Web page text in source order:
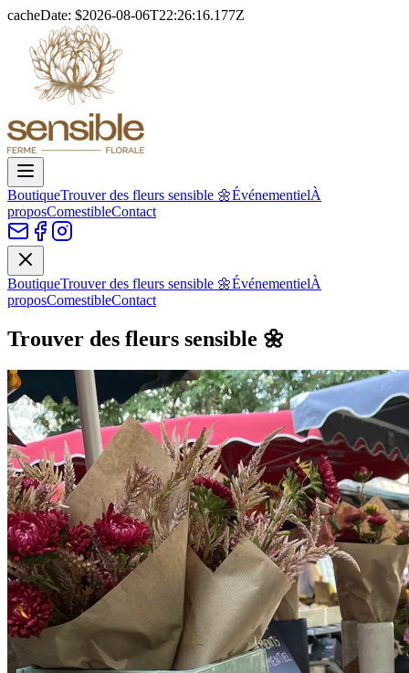
cacheDate: $2026-08-06T22:26:16.177Z
BoutiqueTrouver des fleurs sensible 🌼ÉvénementielÀ
proposComestibleContact
BoutiqueTrouver des fleurs sensible 🌼ÉvénementielÀ
proposComestibleContact
Trouver des fleurs sensible 🌼